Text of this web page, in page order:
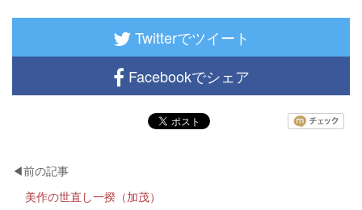
Twitterでツイート
Facebookでシェア
美作の世直し一揆（加茂）